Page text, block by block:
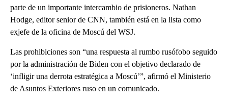
parte de un importante intercambio de prisioneros. Nathan
Hodge, editor senior de CNN, también está en la lista como
exjefe de la oficina de Moscú del WSJ.
Las prohibiciones son “una respuesta al rumbo rusófobo seguido
por la administración de Biden con el objetivo declarado de
‘infligir una derrota estratégica a Moscú’”, afirmó el Ministerio
de Asuntos Exteriores ruso en un comunicado.